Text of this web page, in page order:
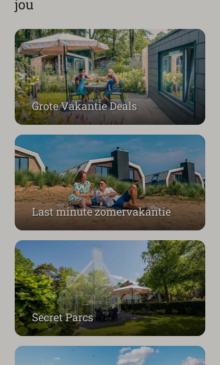
jou
Grote Vakantie Deals
Last minute zomervakantie
Boek nu extra voordelig
Secret Parcs
Vakantie met bestemming onbekend
Verleng jouw zomer